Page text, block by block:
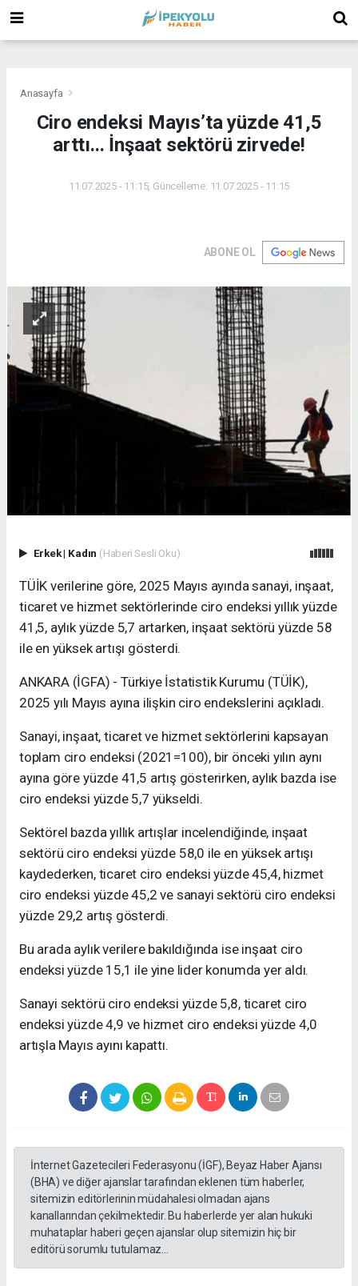
Anasayfa
Ciro endeksi Mayıs’ta yüzde 41,5
arttı... İnşaat sektörü zirvede!
11.07.2025 - 11:15, Güncelleme: 11.07.2025 - 11:15
ABONE OL
Erkek| Kadın (Haberi Sesli Oku)
TÜİK verilerine göre, 2025 Mayıs ayında sanayi, inşaat,
ticaret ve hizmet sektörlerinde ciro endeksi yıllık yüzde
41,5, aylık yüzde 5,7 artarken, inşaat sektörü yüzde 58
ile en yüksek artışı gösterdi.
ANKARA (İGFA) - Türkiye İstatistik Kurumu (TÜİK),
2025 yılı Mayıs ayına ilişkin ciro endekslerini açıkladı.
Sanayi, inşaat, ticaret ve hizmet sektörlerini kapsayan
toplam ciro endeksi (2021=100), bir önceki yılın aynı
ayına göre yüzde 41,5 artış gösterirken, aylık bazda ise
ciro endeksi yüzde 5,7 yükseldi.
Sektörel bazda yıllık artışlar incelendiğinde, inşaat
sektörü ciro endeksi yüzde 58,0 ile en yüksek artışı
kaydederken, ticaret ciro endeksi yüzde 45,4, hizmet
ciro endeksi yüzde 45,2 ve sanayi sektörü ciro endeksi
yüzde 29,2 artış gösterdi.
Bu arada aylık verilere bakıldığında ise inşaat ciro
endeksi yüzde 15,1 ile yine lider konumda yer aldı.
Sanayi sektörü ciro endeksi yüzde 5,8, ticaret ciro
endeksi yüzde 4,9 ve hizmet ciro endeksi yüzde 4,0
artışla Mayıs ayını kapattı.
İnternet Gazetecileri Federasyonu (İGF), Beyaz Haber Ajansı
(BHA) ve diğer ajanslar tarafından eklenen tüm haberler,
sitemizin editörlerinin müdahalesi olmadan ajans
kanallarından çekilmektedir. Bu haberlerde yer alan hukuki
muhataplar haberi geçen ajanslar olup sitemizin hiç bir
editörü sorumlu tutulamaz...